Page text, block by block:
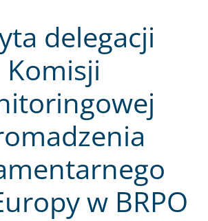
delegacji
Komisji
w BRPO